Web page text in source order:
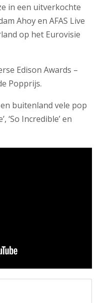
in een uitverkochte
Ahoy en AFAS Live
op het Eurovisie
Edison Awards –
Popprijs.
buitenland vele pop
‘So Incredible’ en